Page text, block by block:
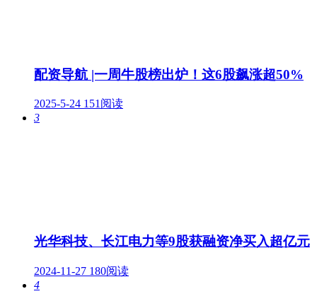
配资导航 |一周牛股榜出炉！这6股飙涨超50%
2025-5-24 151阅读
3
光华科技、长江电力等9股获融资净买入超亿元
2024-11-27 180阅读
4